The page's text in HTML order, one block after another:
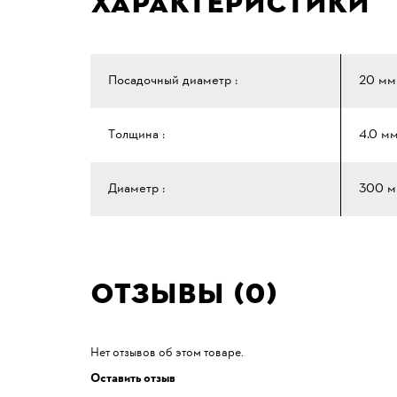
Посадочный диаметр : 20 мм
Толщина : 4.0
Диаметр : 300
Отзывы (0)
Нет отзывов об этом товаре.
Оставить отзыв